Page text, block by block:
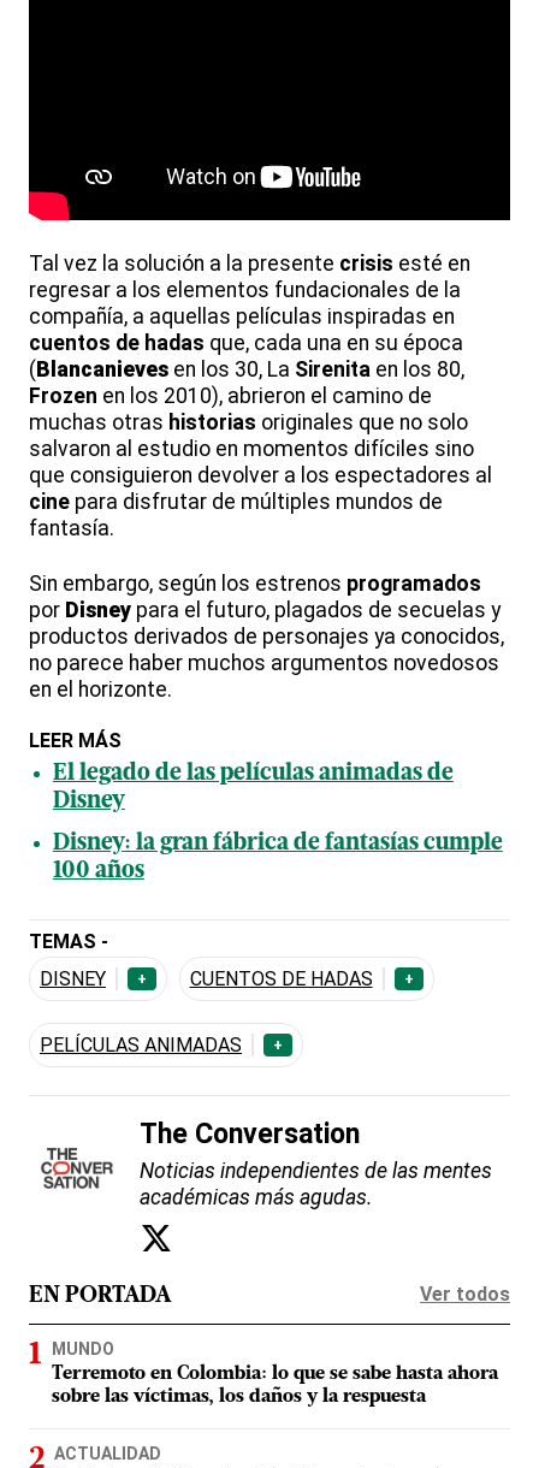
Tal vez la solución a la presente crisis esté en
regresar a los elementos fundacionales de la
compañía, a aquellas películas inspiradas en
cuentos de hadas que, cada una en su época
( Blancanieves en los 30, La Sirenita en los 80,
Frozen en los 2010), abrieron el camino de
muchas otras historias originales que no solo
salvaron al estudio en momentos difíciles sino
que consiguieron devolver a los espectadores al
cine para disfrutar de múltiples mundos de
fantasía.
Sin embargo, según los estrenos programados
por Disney para el futuro, plagados de secuelas y
productos derivados de personajes ya conocidos,
no parece haber muchos argumentos novedosos
en el horizonte.
LEER MÁS
El legado de las películas animadas de
Disney
Disney: la gran fábrica de fantasías cumple
100 años
TEMAS -
DISNEY
+ CUENTOS DE HADAS +
PELÍCULAS ANIMADAS +
The Conversation
Noticias independientes de las mentes
académicas más agudas.
EN PORTADA Ver todos
MUNDO
Terremoto en Colombia: lo que se sabe hasta ahora
sobre las víctimas, los daños y la respuesta
ACTUALIDAD